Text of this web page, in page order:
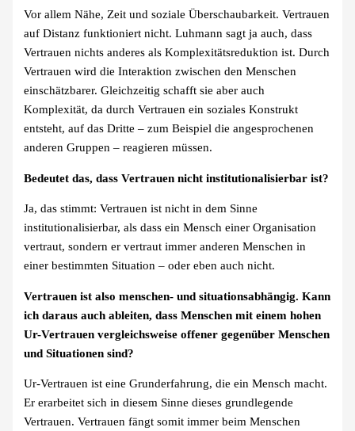
Vor allem Nähe, Zeit und soziale Überschaubarkeit. Vertrauen
auf Distanz funktioniert nicht. Luhmann sagt ja auch, dass
Vertrauen nichts anderes als Komplexitätsreduktion ist. Durch
Vertrauen wird die Interaktion zwischen den Menschen
einschätzbarer. Gleichzeitig schafft sie aber auch
Komplexität, da durch Vertrauen ein soziales Konstrukt
entsteht, auf das Dritte – zum Beispiel die angesprochenen
anderen Gruppen – reagieren müssen.
Bedeutet das, dass Vertrauen nicht institutionalisierbar ist?
Ja, das stimmt: Vertrauen ist nicht in dem Sinne
institutionalisierbar, als dass ein Mensch einer Organisation
vertraut, sondern er vertraut immer anderen Menschen in
einer bestimmten Situation – oder eben auch nicht.
Vertrauen ist also menschen- und situationsabhängig. Kann
ich daraus auch ableiten, dass Menschen mit einem hohen
Ur-Vertrauen vergleichsweise offener gegenüber Menschen
und Situationen sind?
Ur-Vertrauen ist eine Grunderfahrung, die ein Mensch macht.
Er erarbeitet sich in diesem Sinne dieses grundlegende
Vertrauen. Vertrauen fängt somit immer beim Menschen